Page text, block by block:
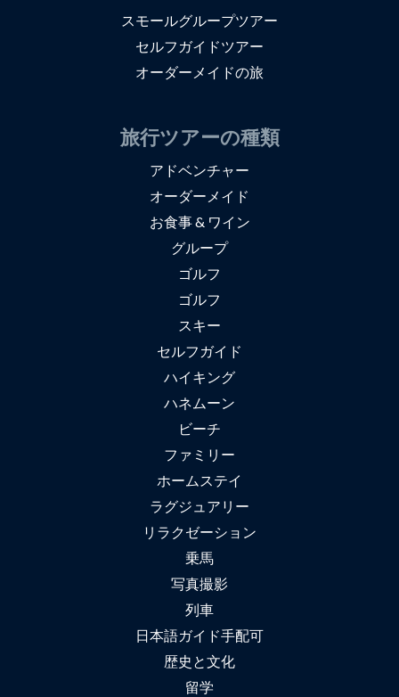
スモールグループツアー
セルフガイドツアー
オーダーメイドの旅
旅行ツアーの種類
アドベンチャー
オーダーメイド
お食事 & ワイン
グループ
ゴルフ
ゴルフ
スキー
セルフガイド
ハイキング
ハネムーン
ビーチ
ファミリー
ホームステイ
ラグジュアリー
リラクゼーション
乗馬
写真撮影
列車
日本語ガイド手配可
歴史と文化
留学